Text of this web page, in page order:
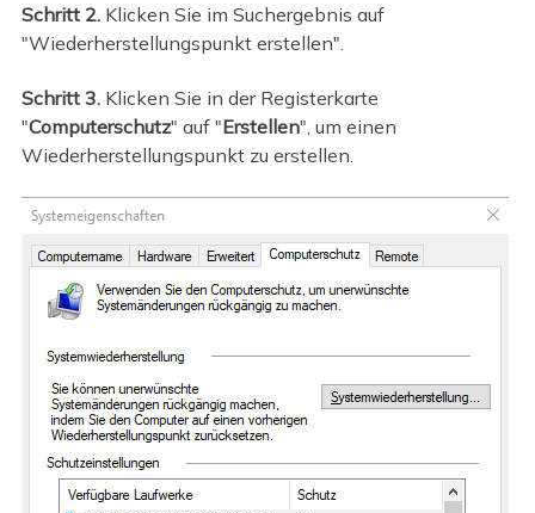
Schritt 2.Klicken Sie im Suchergebnis auf
"Wiederherstellungspunkt erstellen".
Schritt 3.Klicken Sie in der Registerkarte
"Computerschutz" auf "Erstellen", um einen
Wiederherstellungspunkt zu erstellen.